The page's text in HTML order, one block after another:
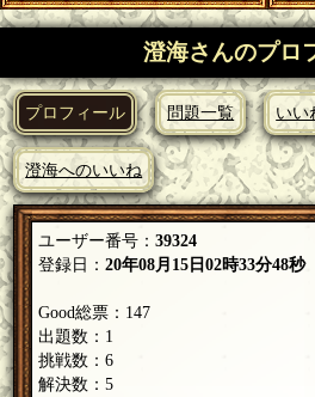
澄海さんのプロ
プロフィール 問題一覧 いい
澄海へのいいね
ユーザー番号：39324
登録日：20年08月15日02時33分48秒
Good総票：147
出題数：1
挑戦数：6
解決数：5